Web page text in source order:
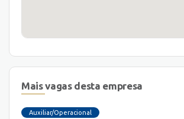
Mais vagas desta empresa
Auxiliar/Operacional